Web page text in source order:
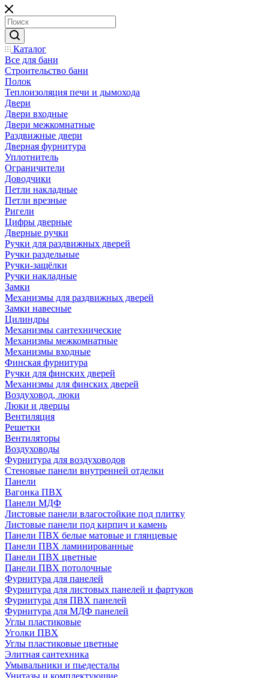
Каталог
Все для бани
Строительство бани
Полок
Теплоизоляция печи и дымохода
Двери
Двери входные
Двери межкомнатные
Раздвижные двери
Дверная фурнитура
Уплотнитель
Ограничители
Доводчики
Петли накладные
Петли врезные
Ригели
Цифры дверные
Дверные ручки
Ручки для раздвижных дверей
Ручки раздельные
Ручки-защёлки
Ручки накладные
Замки
Механизмы для раздвижных дверей
Замки навесные
Цилиндры
Механизмы сантехнические
Механизмы межкомнатные
Механизмы входные
Финская фурнитура
Ручки для финских дверей
Механизмы для финских дверей
Воздуховод, люки
Люки и дверцы
Вентиляция
Решетки
Вентиляторы
Воздуховоды
Фурнитура для воздуховодов
Стеновые панели внутренней отделки
Панели
Вагонка ПВХ
Панели МДФ
Листовые панели влагостойкие под плитку
Листовые панели под кирпич и камень
Панели ПВХ белые матовые и глянцевые
Панели ПВХ ламинированные
Панели ПВХ цветные
Панели ПВХ потолочные
Фурнитура для панелей
Фурнитура для листовых панелей и фартуков
Фурнитура для ПВХ панелей
Фурнитура для МДФ панелей
Углы пластиковые
Уголки ПВХ
Углы пластиковые цветные
Элитная сантехника
Умывальники и пьедесталы
Унитазы и комплектующие